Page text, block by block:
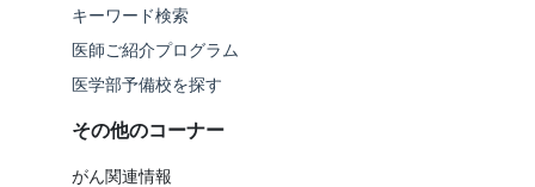
キーワード検索
医師ご紹介プログラム
医学部予備校を探す
その他のコーナー
がん関連情報